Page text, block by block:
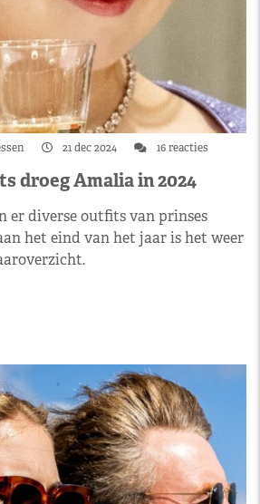
21 dec 2024 16 reacties
droeg Amalia in 2024
er diverse outfits van prinses
het eind van het jaar is het weer